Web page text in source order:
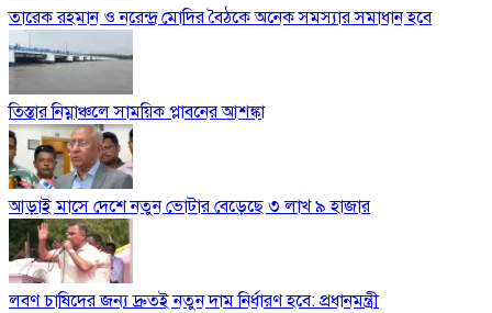
তারেক রহমান ও নরেন্দ্র মোদির বৈঠকে অনেক সমস্যার সমাধান হবে
তিস্তার নিম্নাঞ্চলে সাময়িক প্লাবনের আশঙ্কা
আড়াই মাসে দেশে নতুন ভোটার বেড়েছে ৩ লাখ ৯ হাজার
লবণ চাষিদের জন্য দ্রুতই নতুন দাম নির্ধারণ হবে: প্রধানমন্ত্রী